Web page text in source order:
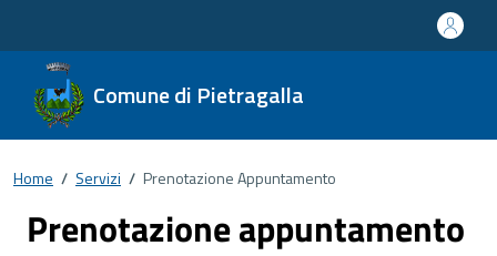
Comune di Pietragalla
Home / Servizi / Prenotazione Appuntamento
Prenotazione appuntamento